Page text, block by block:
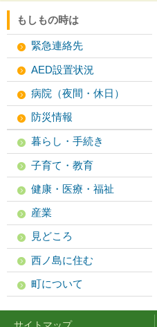
もしもの時は
緊急連絡先
AED設置状況
病院（夜間・休日）
防災情報
暮らし・手続き
子育て・教育
健康・医療・福祉
産業
見どころ
西ノ島に住む
町について
サイトマップ